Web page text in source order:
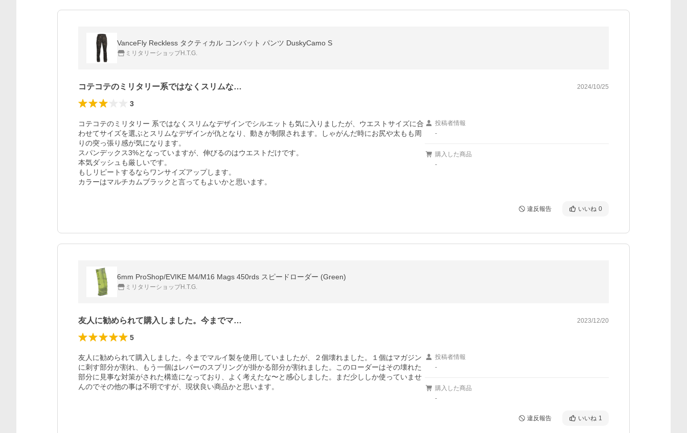
VanceFly Reckless タクティカル コンバット パンツ DuskyCamo S
ミリタリーショップH.T.G.
コテコテのミリタリー系ではなくスリムな… 2024/10/25
3
コテコテのミリタリー 系ではなくスリムなデザインでシルエットも気に入りましたが、ウエストサイズに合
わせてサイズを選ぶとスリムなデザインが仇となり、動きが制限されます。しゃがんだ時にお尻や太もも周
りの突っ張り感が気になります。
スパンデックス3%となっていますが、伸びるのはウエストだけです。
本気ダッシュも厳しいです。
もしリピートするならワンサイズアップします。
カラーはマルチカムブラックと言ってもよいかと思います。
投稿者情報
-
購入した商品
-
違反報告 いいね 0
6mm ProShop/EVIKE M4/M16 Mags 450rds スピードローダー (Green)
ミリタリーショップH.T.G.
友人に勧められて購入しました。今までマ… 2023/12/20
5
友人に勧められて購入しました。今までマルイ製を使用していましたが、２個壊れました。１個はマガジン
に刺す部分が割れ、もう一個はレバーのスプリングが掛かる部分が割れました。このローダーはその壊れた
部分に見事な対策がされた構造になっており、よく考えたな〜と感心しました。まだ少ししか使っていませ
んのでその他の事は不明ですが、現状良い商品かと思います。
投稿者情報
-
購入した商品
-
違反報告 いいね 1